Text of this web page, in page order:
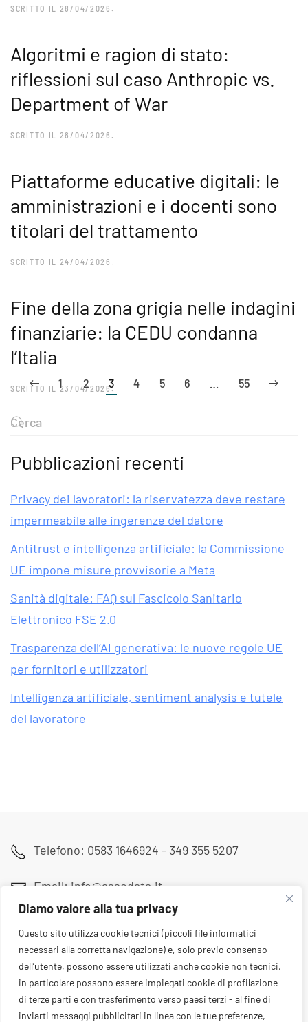
Diamo valore alla tua privacy
Questo sito utilizza cookie tecnici (piccoli file informatici
necessari alla corretta navigazione) e, solo previo consenso
dell’utente, possono essere utilizzati anche cookie non tecnici,
in particolare possono essere impiegati cookie di profilazione -
di terze parti e con trasferimento verso paesi terzi - al fine di
inviarti messaggi pubblicitari in linea con le tue preferenze,
SCRITTO IL 28/04/2026 .
Algoritmi e ragion di stato:
riflessioni sul caso Anthropic vs.
Department of War
SCRITTO IL 28/04/2026 .
Piattaforme educative digitali: le
amministrazioni e i docenti sono
titolari del trattamento
SCRITTO IL 24/04/2026 .
Fine della zona grigia nelle indagini
finanziarie: la CEDU condanna
l’Italia
SCRITTO IL 23/04/2026.
1 2 3 4 5 6 55
Pubblicazioni recenti
Privacy dei lavoratori: la riservatezza deve restare
impermeabile alle ingerenze del datore
Antitrust e intelligenza artificiale: la Commissione
UE impone misure provvisorie a Meta
Sanità digitale: FAQ sul Fascicolo Sanitario
Elettronico FSE 2.0
Trasparenza dell’AI generativa: le nuove regole UE
per fornitori e utilizzatori
Intelligenza artificiale, sentiment analysis e tutele
del lavoratore
Telefono: 0583 1646924 - 349 355 5207
Email: info@assodata.it